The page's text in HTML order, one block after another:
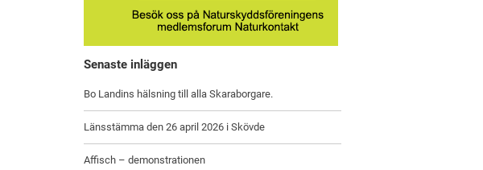
Senaste inläggen
Bo Landins hälsning till alla Skaraborgare.
Länsstämma den 26 april 2026 i Skövde
Affisch – demonstrationen